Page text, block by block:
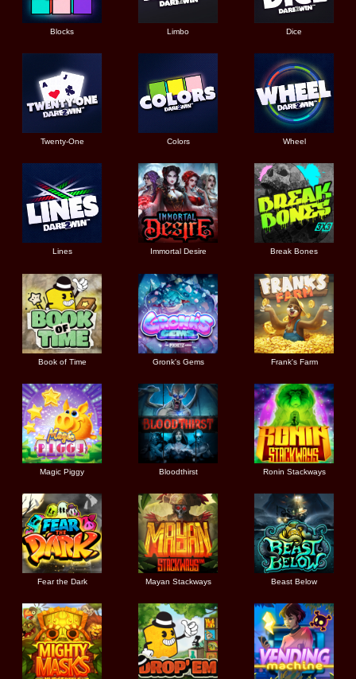
Blocks Limbo Dice
Twenty-One Colors Wheel
Lines Immortal Desire Break Bones
Book of Time Gronk's Gems Frank's Farm
Magic Piggy Bloodthirst Ronin Stackways
Fear the Dark Mayan Stackways Beast Below